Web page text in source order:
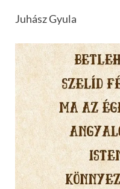
Juhász Gyula